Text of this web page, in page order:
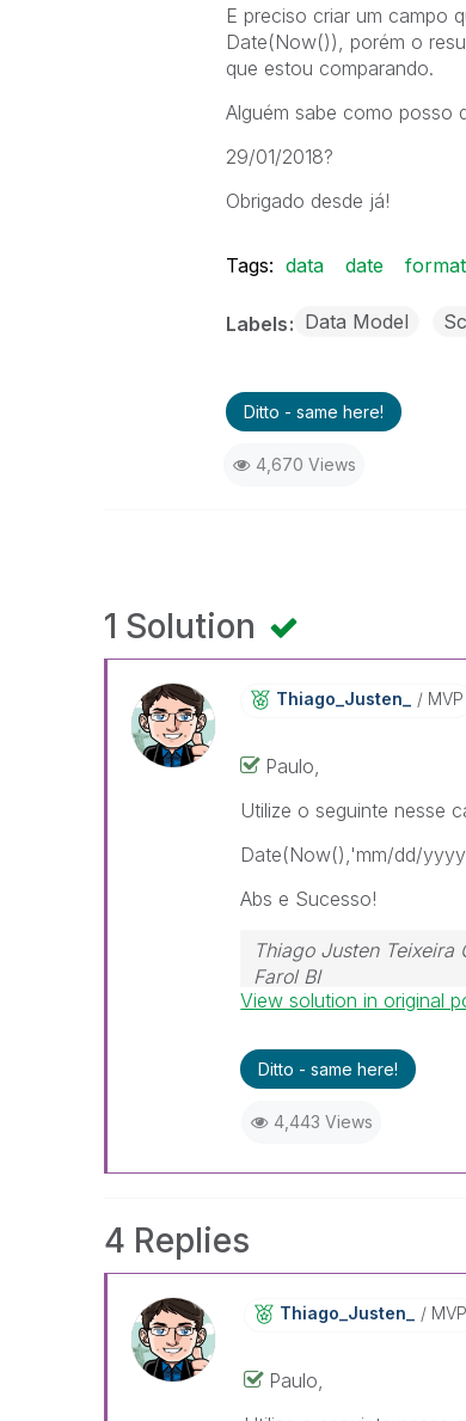
E preciso criar um campo
Date(Now()), porém o
que estou comparando.
Alguém sabe como posso
29/01/2018?
Obrigado desde já!
Tags: data date
Labels Data Model
Ditto - same here!
4,670 Views
1 Solution
Thiago_Justen_ MVP
Paulo,
Utilize o seguinte nesse
Date(Now(),'mm/dd/
Abs e Sucesso!
Thiago Justen Teixeira
Farol BI
WhatsApp: 24 98152-
View solution in original
Ditto - same here!
4,443 Views
4 Replies
Thiago_Justen_ MVP
Paulo,